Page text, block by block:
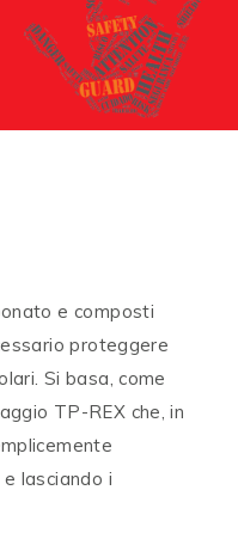
e composti
proteggere
Si basa, come
TP-REX che, in
lasciando i